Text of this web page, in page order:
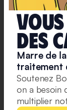
D’ici la fin
Comme
vacances. Il y
notammentla
deux gros
septembre.
deS
Marre de
traitement
Soutenez
on a besoin
multiplier